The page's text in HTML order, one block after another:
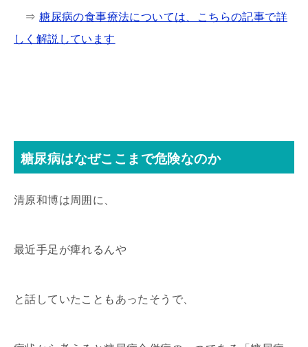
⇒糖尿病の食事療法については、こちらの記事で詳
しく解説しています
糖尿病はなぜここまで危険なのか
清原和博は周囲に、
最近手足が痺れるんや
と話していたこともあったそうで、